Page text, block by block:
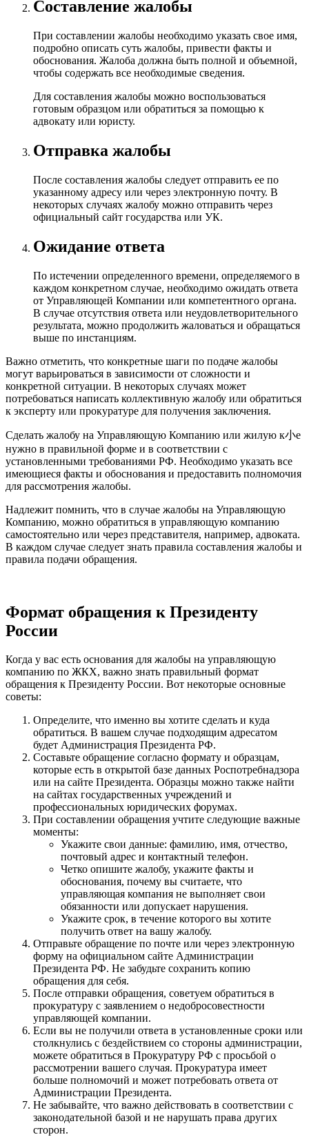
Составление жалобы
При составлении жалобы необходимо указать свое имя,
подробно описать суть жалобы, привести факты и
обоснования. Жалоба должна быть полной и объемной,
чтобы содержать все необходимые сведения.
Для составления жалобы можно воспользоваться
готовым образцом или обратиться за помощью к
адвокату или юристу.
Отправка жалобы
После составления жалобы следует отправить ее по
указанному адресу или через электронную почту. В
некоторых случаях жалобу можно отправить через
официальный сайт государства или УК.
Ожидание ответа
По истечении определенного времени, определяемого в
каждом конкретном случае, необходимо ожидать ответа
от Управляющей Компании или компетентного органа.
В случае отсутствия ответа или неудовлетворительного
результата, можно продолжить жаловаться и обращаться
выше по инстанциям.
Важно отметить, что конкретные шаги по подаче жалобы
могут варьироваться в зависимости от сложности и
конкретной ситуации. В некоторых случаях может
потребоваться написать коллективную жалобу или обратиться
к эксперту или прокуратуре для получения заключения.
Сделать жалобу на Управляющую Компанию или жилую к小е
нужно в правильной форме и в соответствии с
установленными требованиями РФ. Необходимо указать все
имеющиеся факты и обоснования и предоставить полномочия
для рассмотрения жалобы.
Надлежит помнить, что в случае жалобы на Управляющую
Компанию, можно обратиться в управляющую компанию
самостоятельно или через представителя, например, адвоката.
В каждом случае следует знать правила составления жалобы и
правила подачи обращения.
Формат обращения к Президенту
России
Когда у вас есть основания для жалобы на управляющую
компанию по ЖКХ, важно знать правильный формат
обращения к Президенту России. Вот некоторые основные
советы:
Определите, что именно вы хотите сделать и куда
обратиться. В вашем случае подходящим адресатом
будет Администрация Президента РФ.
Составьте обращение согласно формату и образцам,
которые есть в открытой базе данных Роспотребнадзора
или на сайте Президента. Образцы можно также найти
на сайтах государственных учреждений и
профессиональных юридических форумах.
При составлении обращения учтите следующие важные
моменты:
Укажите свои данные: фамилию, имя, отчество,
почтовый адрес и контактный телефон.
Четко опишите жалобу, укажите факты и
обоснования, почему вы считаете, что
управляющая компания не выполняет свои
обязанности или допускает нарушения.
Укажите срок, в течение которого вы хотите
получить ответ на вашу жалобу.
Отправьте обращение по почте или через электронную
форму на официальном сайте Администрации
Президента РФ. Не забудьте сохранить копию
обращения для себя.
После отправки обращения, советуем обратиться в
прокуратуру с заявлением о недобросовестности
управляющей компании.
Если вы не получили ответа в установленные сроки или
столкнулись с бездействием со стороны администрации,
можете обратиться в Прокуратуру РФ с просьбой о
рассмотрении вашего случая. Прокуратура имеет
больше полномочий и может потребовать ответа от
Администрации Президента.
Не забывайте, что важно действовать в соответствии с
законодательной базой и не нарушать права других
сторон.